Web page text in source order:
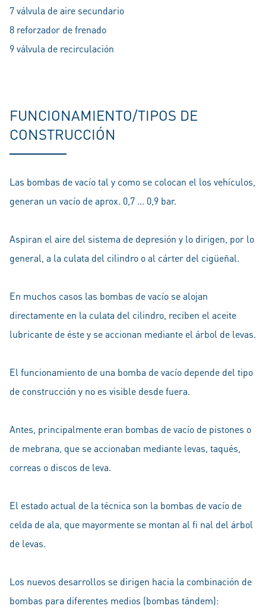
7 válvula de aire secundario
8 reforzador de frenado
9 válvula de recirculación
FUNCIONAMIENTO/TIPOS DE
CONSTRUCCIÓN
Las bombas de vacío tal y como se colocan el los vehículos,
generan un vacío de aprox. 0,7 ... 0,9 bar.
Aspiran el aire del sistema de depresión y lo dirigen, por lo
general, a la culata del cilindro o al cárter del cigüeñal.
En muchos casos las bombas de vacío se alojan
directamente en la culata del cilindro, reciben el aceite
lubricante de éste y se accionan mediante el árbol de levas.
El funcionamiento de una bomba de vacío depende del tipo
de construcción y no es visible desde fuera.
Antes, principalmente eran bombas de vacío de pistones o
de mebrana, que se accionaban mediante levas, taqués,
correas o discos de leva.
El estado actual de la técnica son la bombas de vacío de
celda de ala, que mayormente se montan al fi nal del árbol
de levas.
Los nuevos desarrollos se dirigen hacia la combinación de
bombas para diferentes medios (bombas tándem):